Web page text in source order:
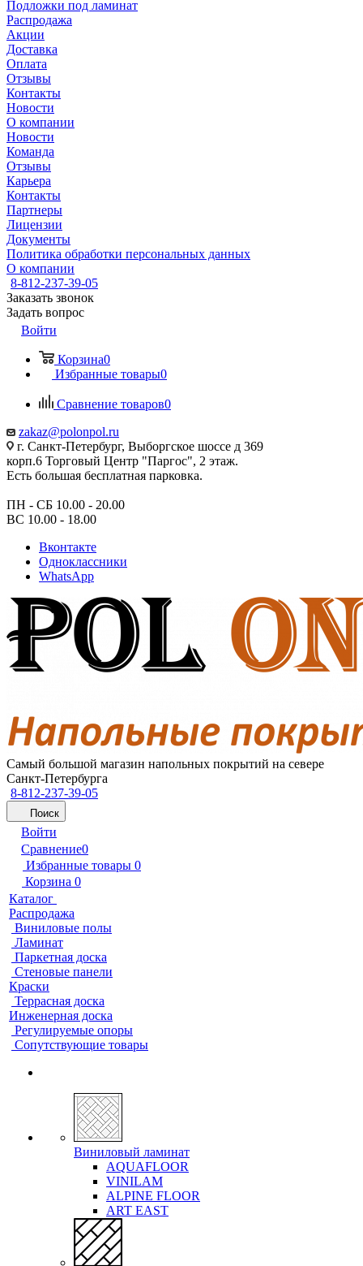
Подложки под ламинат
Распродажа
Акции
Доставка
Оплата
Отзывы
Контакты
Новости
О компании
Новости
Команда
Отзывы
Карьера
Контакты
Партнеры
Лицензии
Документы
Политика обработки персональных данных
О компании
8-812-237-39-05
Заказать звонок
Задать вопрос
Войти
Корзина0
Избранные товары0
Сравнение товаров0
zakaz@polonpol.ru
г. Санкт-Петербург, Выборгское шоссе д 369
корп.6 Торговый Центр "Паргос", 2 этаж.
Есть большая бесплатная парковка.
ПН - СБ 10.00 - 20.00
ВС 10.00 - 18.00
Вконтакте
Одноклассники
WhatsApp
Самый большой магазин напольных покрытий на севере
Санкт-Петербурга
8-812-237-39-05
Поиск
Войти
Сравнение0
Избранные товары 0
Корзина 0
Каталог
Распродажа
Виниловые полы
Ламинат
Паркетная доска
Стеновые панели
Краски
Террасная доска
Инженерная доска
Регулируемые опоры
Сопутствующие товары
Виниловый ламинат
AQUAFLOOR
VINILAM
ALPINE FLOOR
ART EAST